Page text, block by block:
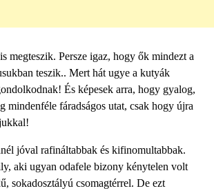
megteszik. Persze igaz, hogy ők mindezt a
teszik.. Mert hát ugye a kutyák
És képesek arra, hogy gyalog,
mindenféle fáradságos utat, csak hogy újra
jóval rafináltabbak és kifinomultabbak.
aki ugyan odafele bizony kénytelen volt
sokadosztályú csomagtérrel. De ezt